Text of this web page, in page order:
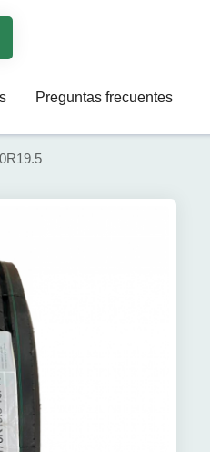
Preguntas frecuentes